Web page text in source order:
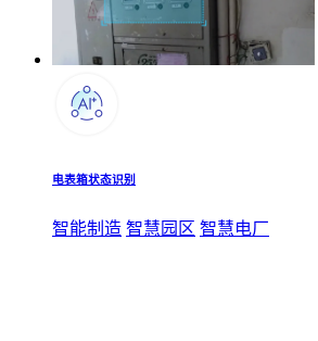
电表箱状态识别
智能制造 智慧园区 智慧电厂